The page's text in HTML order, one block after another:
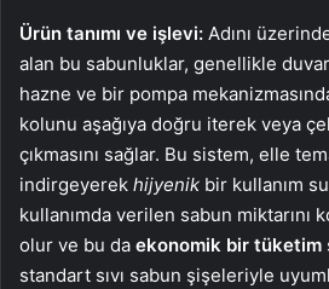
Ürün tanımı ve işlevi: Adını
alan bu sabunluklar, genellikle
hazne ve bir pompa
kolunu aşağıya doğru iterek veya
çıkmasını sağlar. Bu sistem, elle
indirgeyerek hijyenik bir kullanım
kullanımda verilen sabun miktarını
olur ve bu da ekonomik bir tüketim
standart sıvı sabun şişeleriyle